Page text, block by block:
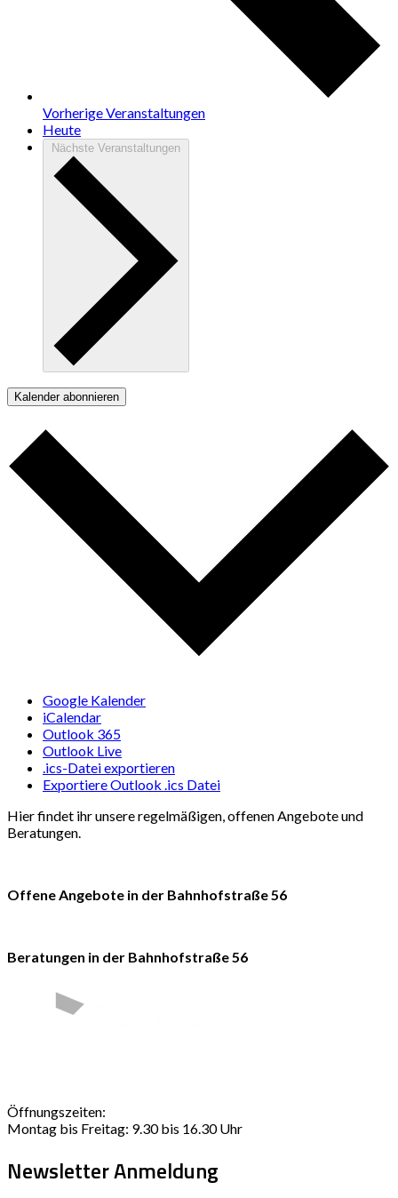
VorherigeVeranstaltungen
Heute
Nächste Veranstaltungen
Kalender abonnieren
Google Kalender
iCalendar
Outlook 365
Outlook Live
.ics-Datei exportieren
Exportiere Outlook .ics Datei
Hier findet ihr unsere regelmäßigen, offenen Angebote und
Beratungen.
Offene Angebote in der Bahnhofstraße 56
Beratungen in der Bahnhofstraße 56
Öffnungszeiten:
Montag bis Freitag: 9.30 bis 16.30 Uhr
Newsletter Anmeldung